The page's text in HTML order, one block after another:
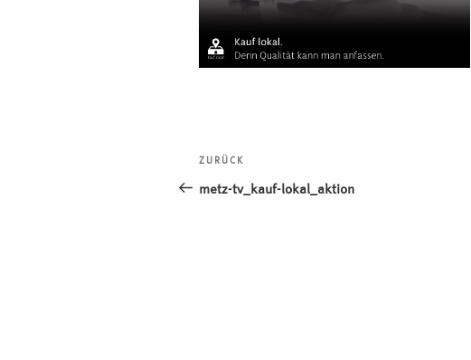
Beitragsnavigation
Vorheriger
Beitrag
ZURÜCK
metz-tv_kauf-lokal_aktion